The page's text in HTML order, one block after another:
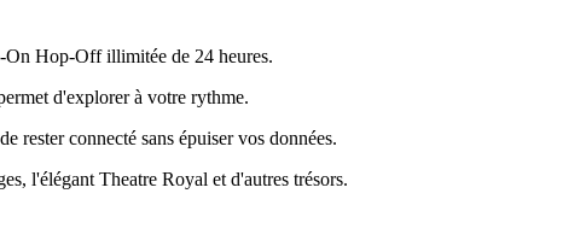
On Hop-Off illimitée de 24 heures.
d'explorer à votre rythme.
rester connecté sans épuiser vos données.
l'élégant Theatre Royal et d'autres trésors.